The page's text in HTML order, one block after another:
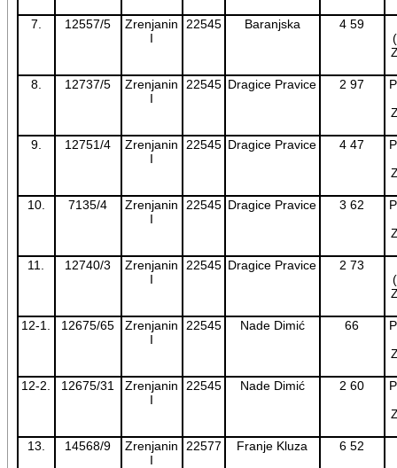
7. 12557/5
Zrenjanin
I
22545 Baranjska
4 59
8. 12737/5
Zrenjanin
I
22545 Dragice Pravice 2 97
9. 12751/4
Zrenjanin
I
22545 Dragice Pravice 4 47
10. 7135/4
Zrenjanin
I
22545 Dragice Pravice 3 62
11. 12740/3
Zrenjanin
I
22545 Dragice Pravice
2 73
12-1. 12675/65
Zrenjanin
I
22545 Nade Dimić 66
12-2. 12675/31
Zrenjanin
I
22545 Nade Dimić 2 60
13. 14568/9
Zrenjanin
I
22577 Franje Kluza
6 52